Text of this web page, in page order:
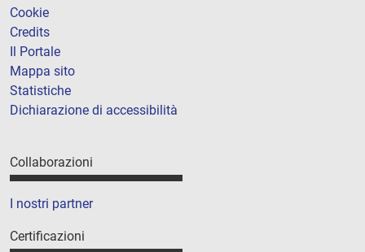
Cookie
Credits
Il Portale
Mappa sito
Statistiche
Dichiarazione di accessibilità
Collaborazioni
I nostri partner
Certificazioni